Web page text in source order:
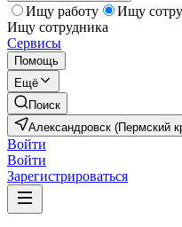
Ищу работу
Ищу
Ищу сотрудника
Сервисы
Помощь
Ещё
Поиск
Александровск (Пермский
Войти
Войти
Зарегистрироваться